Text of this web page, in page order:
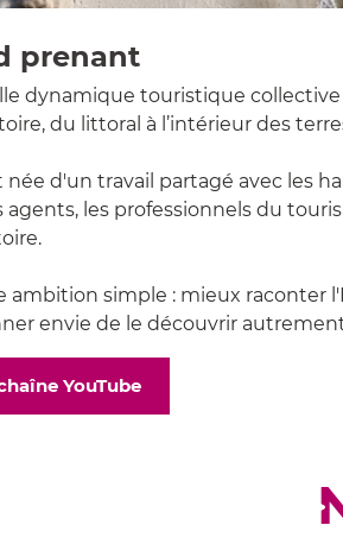
prenant
dynamique touristique
du littoral à l’intérieur des
d'un travail partagé avec les
agents, les professionnels du
ambition simple : mieux raconter
envie de le découvrir
YouTube